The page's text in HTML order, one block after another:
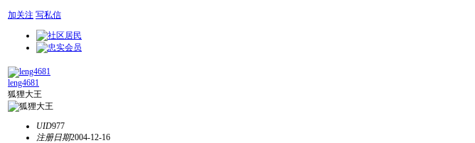
加关注 写私信
leng4681
狐狸大王
UID977
注册日期2004-12-16